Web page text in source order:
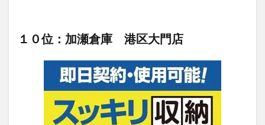
１０位：加瀬倉庫 港区大門店